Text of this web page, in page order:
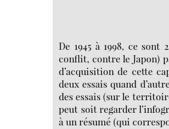
De 1945 à 1998, ce
conflit, contre le Japon)
d’acquisition de cette
deux essais quand
des essais (sur le
peut soit regarder
à un résumé (qui